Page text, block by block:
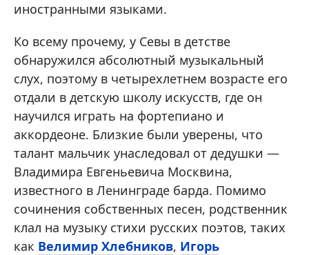
иностранными языками.
Ко всему прочему, у Севы в детстве
обнаружился абсолютный музыкальный
слух, поэтому в четырехлетнем возрасте его
отдали в детскую школу искусств, где он
научился играть на фортепиано и
аккордеоне. Близкие были уверены, что
талант мальчик унаследовал от дедушки —
Владимира Евгеньевича Москвина,
известного в Ленинграде барда. Помимо
сочинения собственных песен, родственник
клал на музыку стихи русских поэтов, таких
как Велимир Хлебников, Игорь